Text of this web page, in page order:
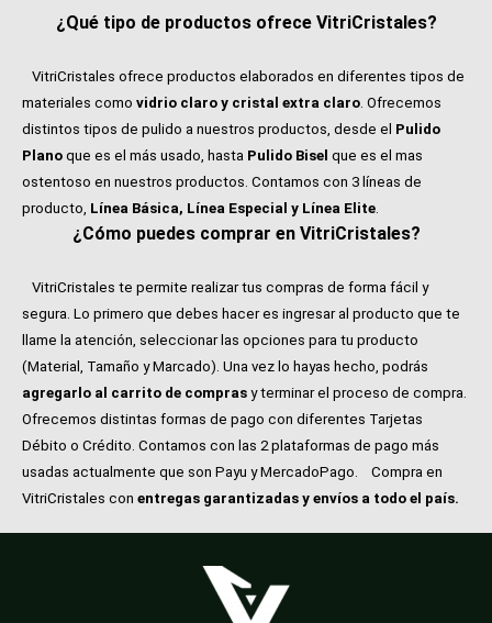
¿Qué tipo de productos ofrece VitriCristales?
VitriCristales ofrece productos elaborados en diferentes tipos de
materiales como vidrio claro y cristal extra claro . Ofrecemos
distintos tipos de pulido a nuestros productos, desde el Pulido
Plano que es el más usado, hasta Pulido Bisel que es el mas
ostentoso en nuestros productos. Contamos con 3 líneas de
producto, Línea Básica, Línea Especial y Línea Elite
¿Cómo puedes comprar en VitriCristales?
VitriCristales te permite realizar tus compras de forma fácil y
segura. Lo primero que debes hacer es ingresar al producto que te
llame la atención, seleccionar las opciones para tu producto
(Material, Tamaño y Marcado). Una vez lo hayas hecho, podrás
agregarlo al carrito de compras y terminar el proceso de compra.
Ofrecemos distintas formas de pago con diferentes Tarjetas
Débito o Crédito. Contamos con las 2 plataformas de pago más
usadas actualmente que son Payu y MercadoPago.
Compra en
VitriCristales con entregas garantizadas y envíos a todo el país.